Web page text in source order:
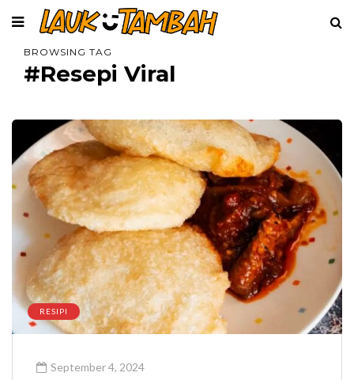
BROWSING TAG
#Resepi Viral
RESIPI
September 4, 2024